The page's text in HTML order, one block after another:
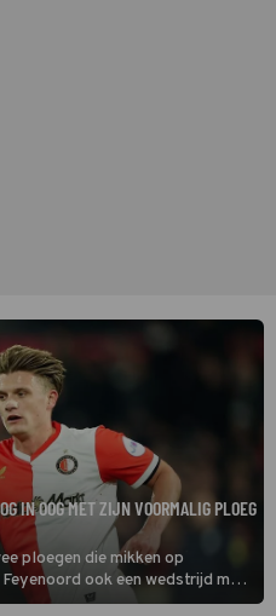
IN OOG MET ZIJN VOORMALIG PLOEG
ploegen die mikken op
ook een wedstrijd met
bijvoorbeeld aan Sem Steijn en